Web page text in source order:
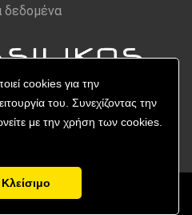
cookies για την
του. Συνεχίζοντας την
με την χρήση των cookies.
Κλείσιμο